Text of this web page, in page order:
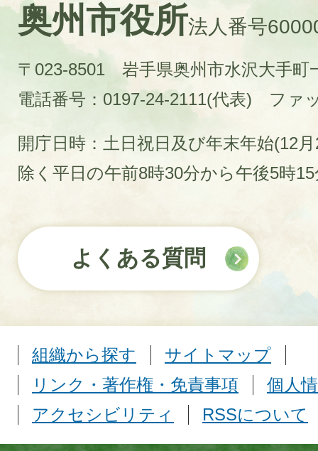
奥州市役所法人番号
〒023-8501 岩手県奥州市水沢大手町
電話番号：0197-24-2111(代表)
ファ
開庁日時：土日祝日及び年末年始(12
除く平日の午前8時30分から午後5時
よくある質問
組織から探す
サイトマップ
リンク・著作権・免責事項
個人
アクセシビリティ
RSSについて